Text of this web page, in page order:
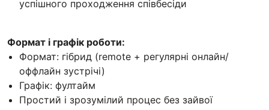
успішного проходження співбесіди
Формат і графік роботи:
Формат: гібрид (remote + регулярні онлайн/
оффлайн зустрічі)
Графік: фултайм
Простий і зрозумілий процес без зайвої